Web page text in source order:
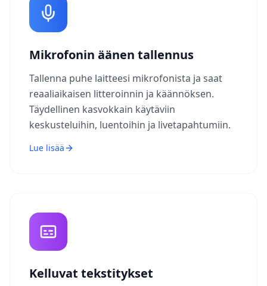
Mikrofonin äänen tallennus
Tallenna puhe laitteesi mikrofonista ja saat
reaaliaikaisen litteroinnin ja käännöksen.
Täydellinen kasvokkain käytäviin
keskusteluihin, luentoihin ja livetapahtumiin.
Lue lisää
Kelluvat tekstitykset